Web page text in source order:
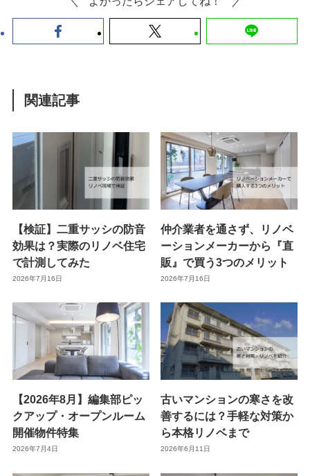
関連記事
【検証】二重サッシの防音
効果は？実際のリノベ住宅
で計測してみた
2026年7月16日
仲介業者を通さず、リノベ
ーションメーカーから『直
販』で買う3つのメリット
2026年7月16日
【2026年8月】編集部ピッ
クアップ・オープンルーム
開催物件特集
2026年7月4日
古いマンションの寒さを改
善するには？手軽な対策か
ら本格リノベまで
2026年6月11日